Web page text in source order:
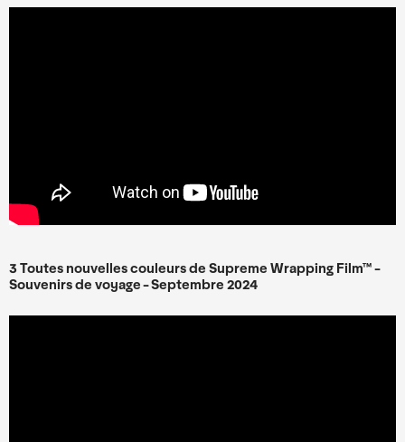
3 Toutes nouvelles couleurs de Supreme Wrapping Film™ -
Souvenirs de voyage - Septembre 2024